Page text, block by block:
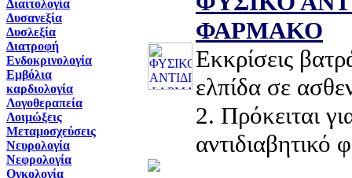
Διαιτολογία
Δυσανεξία
Δυσλεξία
Διατροφή
Ενδοκρινολογία
Εμβόλια
καρδιολογία
Λογοθεραπεία
Λοιμώξεις
Μεταμοσχεύσεις
Νευρολογία
Νεφρολογία
Ογκολογία
ΦΑΡΜΑΚΟ
Εκκρίσεις
ελπίδα σε
2. Πρόκειται
αντιδιαβητικό